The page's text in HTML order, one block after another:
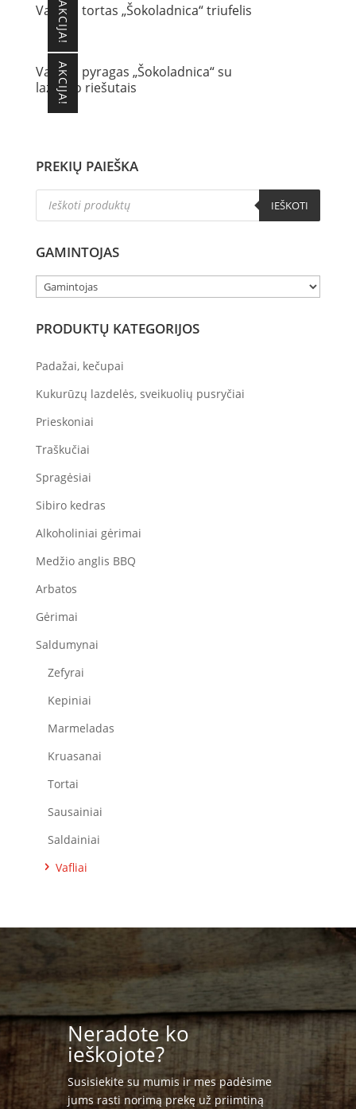
AKCIJA!
Vaflinis tortas „Šokoladnica“ triufelis
AKCIJA!
Vaflinis pyragas „Šokoladnica“ su
lazdyno riešutais
PREKIŲ PAIEŠKA
Products
IEŠKOTI
GAMINTOJAS
PRODUKTŲ KATEGORIJOS
Padažai, kečupai
Kukurūzų lazdelės, sveikuolių pusryčiai
Prieskoniai
Traškučiai
Spragėsiai
Sibiro kedras
Alkoholiniai gėrimai
Medžio anglis BBQ
Arbatos
Gėrimai
Saldumynai
Zefyrai
Kepiniai
Marmeladas
Kruasanai
Tortai
Sausainiai
Saldainiai
Vafliai
Neradote ko
ieškojote?
Susisiekite su mumis ir mes padėsime
jums rasti norimą prekę už priimtiną